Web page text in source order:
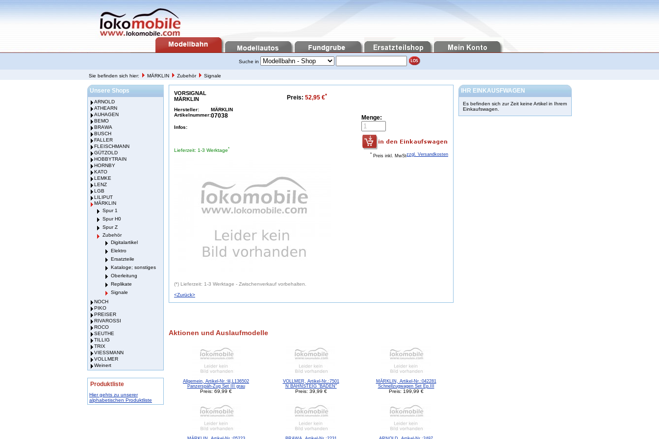
Suche in
Sie befinden sich hier: MÄRKLIN Zubehör Signale
Unsere Shops
ARNOLD
ATHEARN
AUHAGEN
BEMO
BRAWA
BUSCH
FALLER
FLEISCHMANN
GÜTZOLD
HOBBYTRAIN
HORNBY
KATO
LEMKE
LENZ
LGB
LILIPUT
MÄRKLIN
Spur 1
Spur H0
Spur Z
Zubehör
Digitalartikel
Elektro
Ersatzteile
Kataloge; sonstiges
Oberleitung
Replikate
Signale
NOCH
PIKO
PREISER
RIVAROSSI
ROCO
SEUTHE
TILLIG
TRIX
VIESSMANN
VOLLMER
Weinert
Produktliste
Hier gehts zu unserer
alphabetischen Produktliste
VORSIGNAL
MÄRKLIN
Hersteller:
MÄRKLIN
Artikelnummer:07038
Infos:
Lieferzeit: 1-3 Werktage*
Preis: 52,95 €*
Menge:
* Preis inkl. MwStzzgl. Versandkosten
(*) Lieferzeit: 1-3 Werktage - Zwischenverkauf vorbehalten.
<Zurück>
Aktionen und Auslaufmodelle
Allgemein, Artikel-Nr.:lil,L136502
Panzerspäh-Zug Set III grau
Preis: 69,99 €
VOLLMER, Artikel-Nr.:7501
N BAHNSTEIG "BADEN"
Preis: 39,99 €
MÄRKLIN, Artikel-Nr.:042281
Schnellzugwagen Set Ep.III
Preis: 199,99 €
IHR EINKAUSFWAGEN
Es befinden sich zur Zeit keine Artikel in Ihrem
Einkaufswagen.